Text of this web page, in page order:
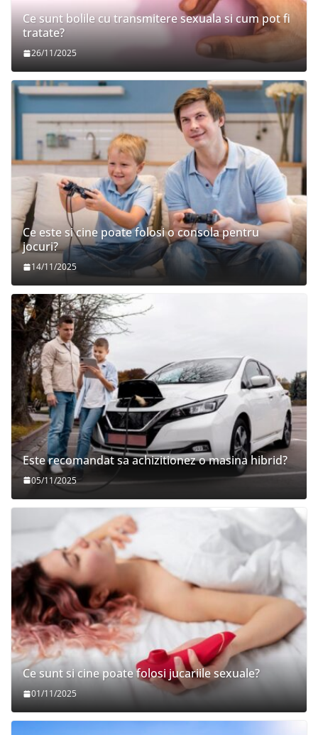
Ce sunt bolile cu transmitere sexuala si cum pot fi
tratate?
26/11/2025
Ce este si cine poate folosi o consola pentru
jocuri?
14/11/2025
Este recomandat sa achizitionez o masina hibrid?
05/11/2025
Ce sunt si cine poate folosi jucariile sexuale?
01/11/2025